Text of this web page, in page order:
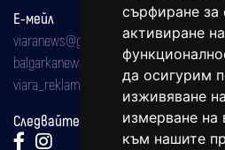
сърфиране за
активиране
да осигурим
изживяване
измерване на
към нашите
Е-мейл
viaranews@gmail.com
balgarkanews@gmail.com
viara_reklama@mail.bg
Следвайте ни: